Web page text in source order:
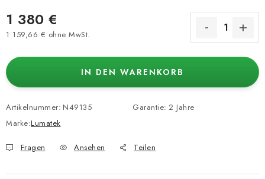
1 380 €
1 159,66 € ohne MwSt.
IN DEN WARENKORB
Artikelnummer: N49135
Marke:Lumatek
Garantie: 2 Jahre
Fragen Ansehen Teilen